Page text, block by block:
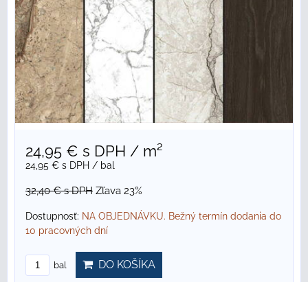
24,95 € s DPH / m²
24,95 € s DPH / bal
32,40 €s DPH Zľava 23%
Dostupnosť: NA OBJEDNÁVKU. Bežný termín dodania do
10 pracovných dní
bal DO KOŠÍKA